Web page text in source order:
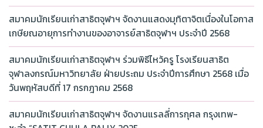
สมาคมนักเรียนเก่าสาธิตจุฬาฯ จัดงานแสดงมุทิตาจิตเนื่องในโอกาส
เกษียณอายุการทำงานของอาจารย์สาธิตจุฬาฯ ประจำปี 2568
สมาคมนักเรียนเก่าสาธิตจุฬาฯ ร่วมพิธีไหว้ครู โรงเรียนสาธิต
จุฬาลงกรณ์มหาวิทยาลัย ฝ่ายประถม ประจำปีการศึกษา 2568 เมื่อ
วันพฤหัสบดีที่ 17 กรกฎาคม 2568
สมาคมนักเรียนเก่าสาธิตจุฬาฯ จัดงานแรลลี่การกุศล กรุงเทพ-